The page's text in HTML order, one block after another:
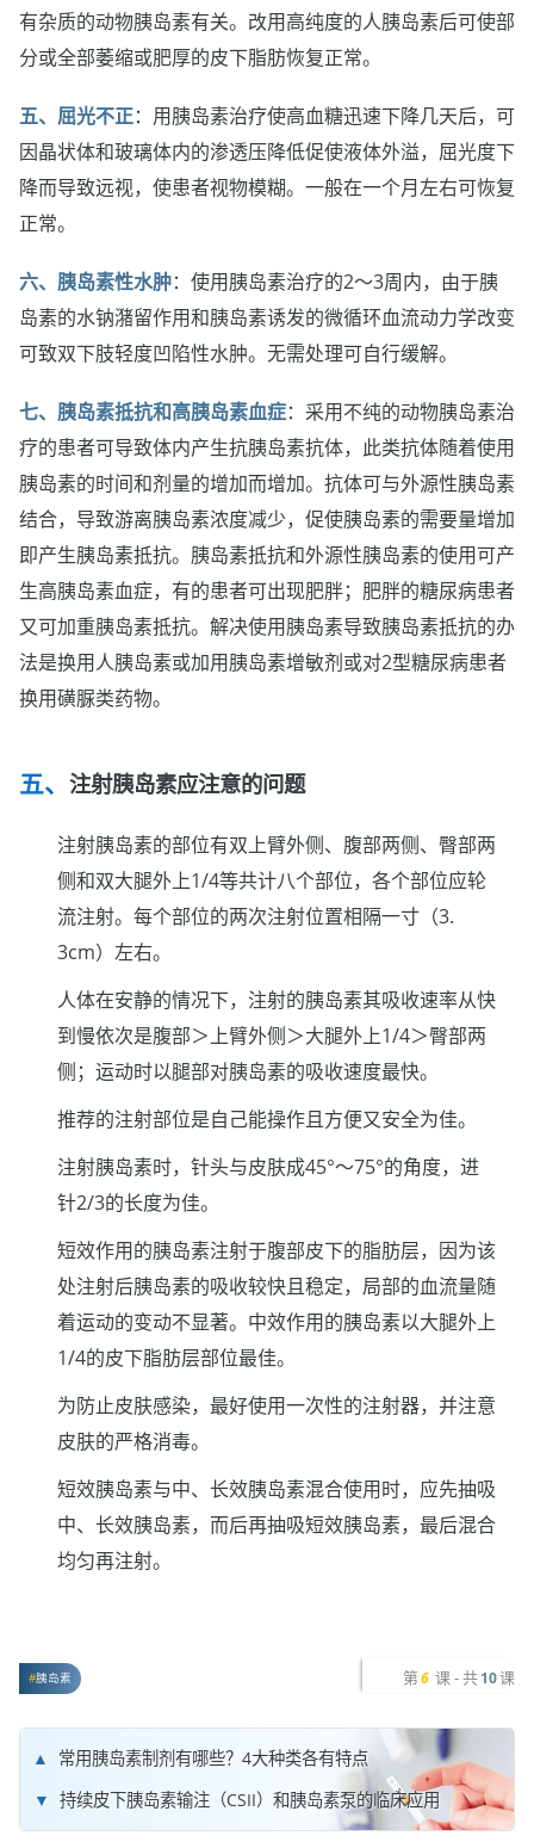
有杂质的动物胰岛素有关。改用高纯度的人胰岛素后可使部
分或全部萎缩或肥厚的皮下脂肪恢复正常。
五、屈光不正：用胰岛素治疗使高血糖迅速下降几天后，可
因晶状体和玻璃体内的渗透压降低促使液体外溢，屈光度下
降而导致远视，使患者视物模糊。一般在一个月左右可恢复
正常。
六、胰岛素性水肿：使用胰岛素治疗的2～3周内，由于胰
岛素的水钠潴留作用和胰岛素诱发的微循环血流动力学改变
可致双下肢轻度凹陷性水肿。无需处理可自行缓解。
七、胰岛素抵抗和高胰岛素血症：采用不纯的动物胰岛素治
疗的患者可导致体内产生抗胰岛素抗体，此类抗体随着使用
胰岛素的时间和剂量的增加而增加。抗体可与外源性胰岛素
结合，导致游离胰岛素浓度减少，促使胰岛素的需要量增加
即产生胰岛素抵抗。胰岛素抵抗和外源性胰岛素的使用可产
生高胰岛素血症，有的患者可出现肥胖；肥胖的糖尿病患者
又可加重胰岛素抵抗。解决使用胰岛素导致胰岛素抵抗的办
法是换用人胰岛素或加用胰岛素增敏剂或对2型糖尿病患者
换用磺脲类药物。
注射胰岛素应注意的问题
注射胰岛素的部位有双上臂外侧、腹部两侧、臀部两
侧和双大腿外上1/4等共计八个部位，各个部位应轮
流注射。每个部位的两次注射位置相隔一寸（3.
3cm）左右。
人体在安静的情况下，注射的胰岛素其吸收速率从快
到慢依次是腹部＞上臂外侧＞大腿外上1/4＞臀部两
侧；运动时以腿部对胰岛素的吸收速度最快。
推荐的注射部位是自己能操作且方便又安全为佳。
注射胰岛素时，针头与皮肤成45°～75°的角度，进
针2/3的长度为佳。
短效作用的胰岛素注射于腹部皮下的脂肪层，因为该
处注射后胰岛素的吸收较快且稳定，局部的血流量随
着运动的变动不显著。中效作用的胰岛素以大腿外上
1/4的皮下脂肪层部位最佳。
为防止皮肤感染，最好使用一次性的注射器，并注意
皮肤的严格消毒。
短效胰岛素与中、长效胰岛素混合使用时，应先抽吸
中、长效胰岛素，而后再抽吸短效胰岛素，最后混合
均匀再注射。
胰岛素 第 6 课 - 共 10课
常用胰岛素制剂有哪些？4大种类各有特点
持续皮下胰岛素输注（CSII）和胰岛素泵的临床应用